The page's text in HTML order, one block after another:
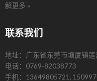
解更多 »
联系我们
地址：广东省东莞市塘厦镇
电话：0769-82038773
手机：13649805721,